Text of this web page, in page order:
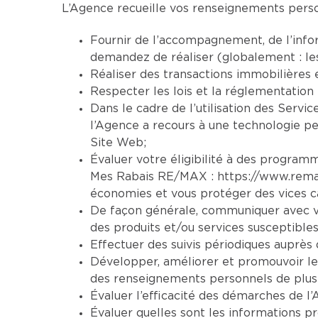
L’Agence recueille vos renseignements
Fournir de l’accompagnement, de
demandez de réaliser (globalement :
Réaliser des transactions
Respecter les lois et la réglementation
Dans le cadre de l’utilisation des
l’Agence a recours à une technologie
Site Web;
Évaluer votre éligibilité à des
Mes Rabais RE/MAX : https://
économies et vous protéger des vices
De façon générale, communiquer
des produits et/ou services
Effectuer des suivis périodiques
Développer, améliorer et promouvoir
des renseignements personnels de
Évaluer l’efficacité des démarches de
Évaluer quelles sont les informations